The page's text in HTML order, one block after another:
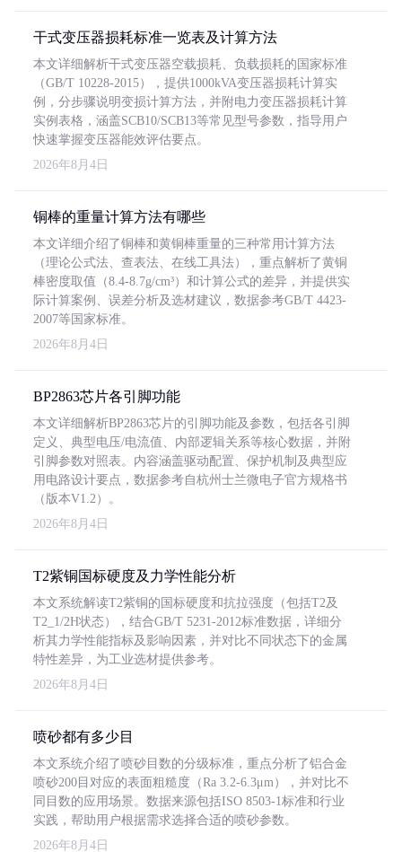
干式变压器损耗标准一览表及计算方法
本文详细解析干式变压器空载损耗、负载损耗的国家标准
（GB/T 10228-2015），提供1000kVA变压器损耗计算实
例，分步骤说明变损计算方法，并附电力变压器损耗计算
实例表格，涵盖SCB10/SCB13等常见型号参数，指导用户
快速掌握变压器能效评估要点。
2026年8月4日
铜棒的重量计算方法有哪些
本文详细介绍了铜棒和黄铜棒重量的三种常用计算方法
（理论公式法、查表法、在线工具法），重点解析了黄铜
棒密度取值（8.4-8.7g/cm³）和计算公式的差异，并提供实
际计算案例、误差分析及选材建议，数据参考GB/T 4423-
2007等国家标准。
2026年8月4日
BP2863芯片各引脚功能
本文详细解析BP2863芯片的引脚功能及参数，包括各引脚
定义、典型电压/电流值、内部逻辑关系等核心数据，并附
引脚参数对照表。内容涵盖驱动配置、保护机制及典型应
用电路设计要点，数据参考自杭州士兰微电子官方规格书
（版本V1.2）。
2026年8月4日
T2紫铜国标硬度及力学性能分析
本文系统解读T2紫铜的国标硬度和抗拉强度（包括T2及
T2_1/2H状态），结合GB/T 5231-2012标准数据，详细分
析其力学性能指标及影响因素，并对比不同状态下的金属
特性差异，为工业选材提供参考。
2026年8月4日
喷砂都有多少目
本文系统介绍了喷砂目数的分级标准，重点分析了铝合金
喷砂200目对应的表面粗糙度（Ra 3.2-6.3μm），并对比不
同目数的应用场景。数据来源包括ISO 8503-1标准和行业
实践，帮助用户根据需求选择合适的喷砂参数。
2026年8月4日